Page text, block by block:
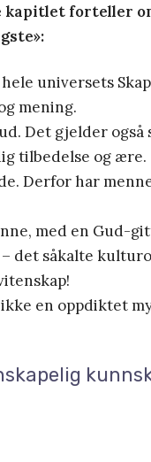
kapitlet forteller
universets
mening.
Det gjelder også
tilbedelse og ære.
Derfor har
med en Gud-
det såkalte
en oppdiktet